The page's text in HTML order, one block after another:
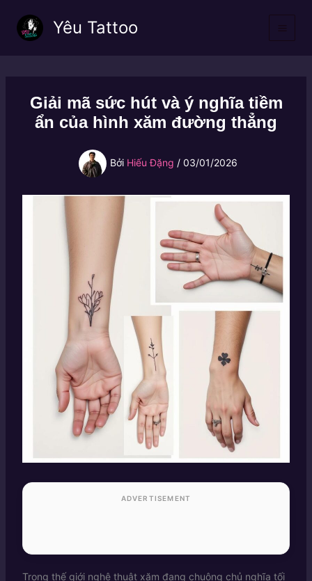
Yêu Tattoo
Giải mã sức hút và ý nghĩa tiềm
ẩn của hình xăm đường thẳng
Bởi Hiếu Đặng / 03/01/2026
ADVERTISEMENT
Trong thế giới nghệ thuật xăm đang chuộng chủ nghĩa tối